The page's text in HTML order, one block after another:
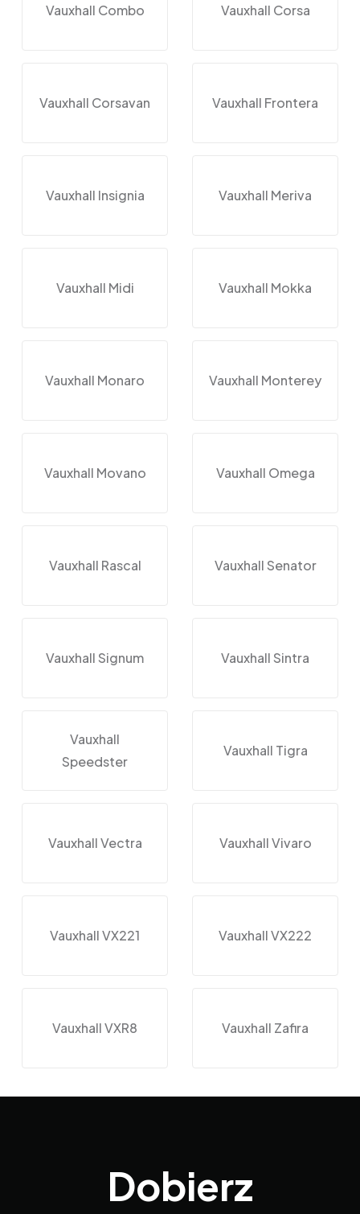
Vauxhall Combo Vauxhall Corsa
Vauxhall Corsavan Vauxhall Frontera
Vauxhall Insignia Vauxhall Meriva
Vauxhall Midi Vauxhall Mokka
Vauxhall Monaro Vauxhall Monterey
Vauxhall Movano Vauxhall Omega
Vauxhall Rascal Vauxhall Senator
Vauxhall Signum Vauxhall Sintra
Vauxhall
Speedster
Vauxhall Tigra
Vauxhall Vectra Vauxhall Vivaro
Vauxhall VX221 Vauxhall VX222
Vauxhall VXR8 Vauxhall Zafira
Dobierz